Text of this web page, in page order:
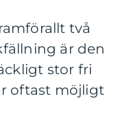
två
är den
stor fri
oftast möjligt